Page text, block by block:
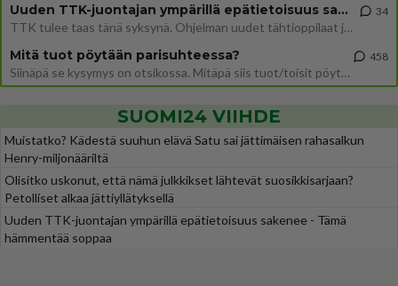
Uuden TTK-juontajan ympärillä epätietoisuus sakenee - Nyt MTV hämmentää soppaa
TTK tulee taas tänä syksynä. Ohjelman uudet tähtioppilaat julkistetaan torstaina 6. elokuuta klo 14 alkavassa lehdistö
34
Mitä tuot pöytään parisuhteessa?
Siinäpä se kysymys on otsikossa. Mitäpä siis tuot/toisit pöytään parisuhteessa? Oletko mies vai nainen? Koetko sen mitä
458
SUOMI24 VIIHDE
Muistatko? Kädestä suuhun elävä Satu sai jättimäisen rahasalkun
Henry-miljonääriltä
Olisitko uskonut, että nämä julkkikset lähtevät suosikkisarjaan?
Petolliset alkaa jättiyllätyksellä
Uuden TTK-juontajan ympärillä epätietoisuus sakenee - Tämä
hämmentää soppaa